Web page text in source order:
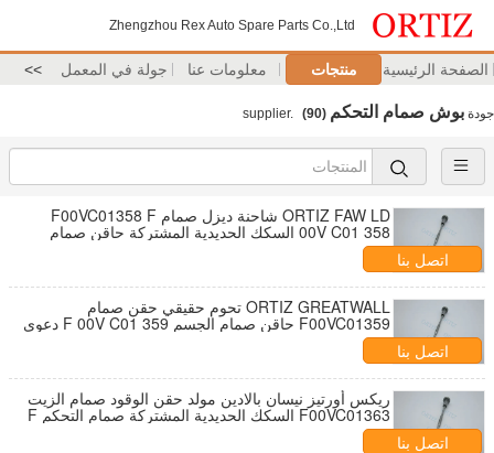
Zhengzhou Rex Auto Spare Parts Co.,Ltd
الصفحة الرئيسية منتجات معلومات عنا جولة في المعمل >>
جودة بوش صمام التحكم (90)
ORTIZ FAW LD شاحنة ديزل صمام F00VC01358 F
00V C01 358 السكك الحديدية المشتركة حاقن صمام
FOOVC01358
اتصل بنا
ORTIZ GREATWALL تحوم حقيقي حقن صمام
F00VC01359 حاقن صمام الجسم F 00V C01 359 دعوى
ل 0445110397
اتصل بنا
ريكس أورتيز نيسان بالادين مولد حقن الوقود صمام الزيت
F00VC01363 السكك الحديدية المشتركة صمام التحكم F
00V C01 363
اتصل بنا